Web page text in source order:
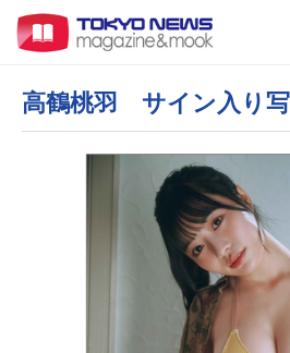
高鶴桃羽 サイン入り